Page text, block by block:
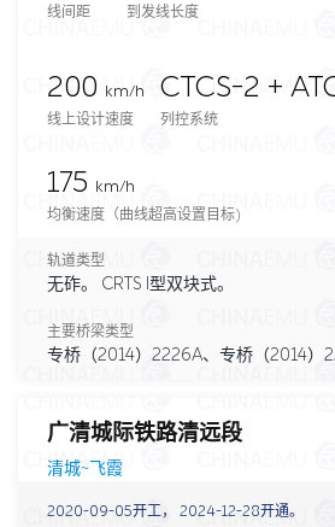
线间距
到发线长度
200
km/h
线上设计速度
CTCS-2 +
列控系统
175
km/h
均衡速度（曲线超高设置目标)
轨道类型
无砟。 CRTS I型双块式。
主要桥梁类型
专桥（2014）2226A、专桥（2014）
广清城际铁路清远段
清城~飞霞
2020-09-05开工， 2024-12-28开通。